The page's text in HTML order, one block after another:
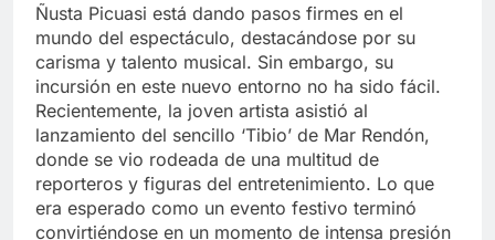
Ñusta Picuasi está dando pasos firmes en el
mundo del espectáculo, destacándose por su
carisma y talento musical. Sin embargo, su
incursión en este nuevo entorno no ha sido fácil.
Recientemente, la joven artista asistió al
lanzamiento del sencillo ‘Tibio’ de Mar Rendón,
donde se vio rodeada de una multitud de
reporteros y figuras del entretenimiento. Lo que
era esperado como un evento festivo terminó
convirtiéndose en un momento de intensa presión